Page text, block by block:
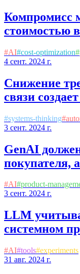
Компромисс
стоимостью
#AI#cost-optimization#
4 сент. 2024 г.
Снижение
связи
#systems-thinking#
3 сент. 2024 г.
GenAI
покупателя,
#AI#product-
3 сент. 2024 г.
LLM
системном
#AI#tools#experiments
31 авг. 2024 г.